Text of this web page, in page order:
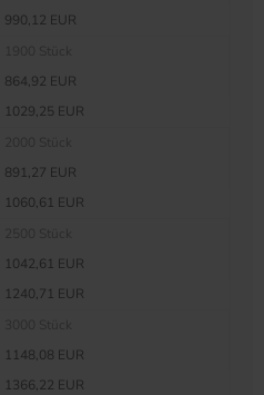
990,12 EUR
864,92 EUR
1029,25 EUR
891,27 EUR
1060,61 EUR
1042,61 EUR
1240,71 EUR
1148,08 EUR
1366,22 EUR